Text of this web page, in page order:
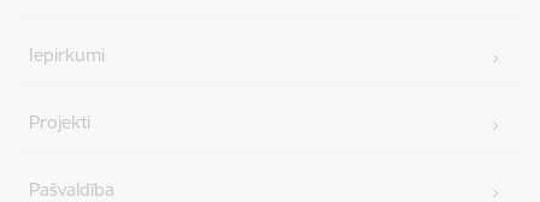
Iepirkumi
Projekti
Pašvaldība